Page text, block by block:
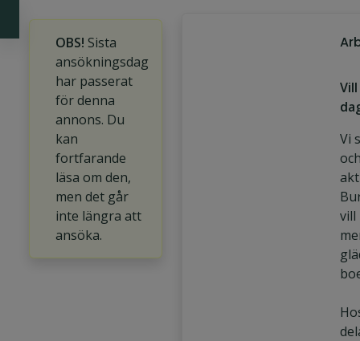
OBS! Sista
ansökningsdag
har passerat
för denna
annons. Du
kan
fortfarande
läsa om den,
men det går
inte längra att
ansöka.
Vi
vill